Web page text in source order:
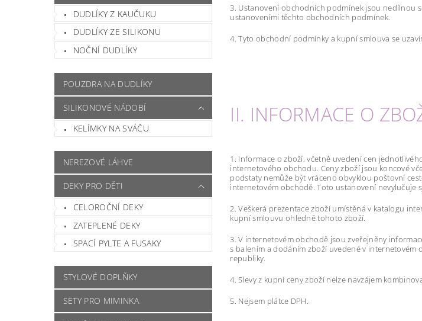
DUDLÍKY Z KAUČUKU
DUDLÍKY ZE SILIKONU
NOČNÍ DUDLÍKY
POUZDRA NA DUDLÍKY
SILIKONOVÉ NÁDOBÍ
KELÍMKY NA SVÁČU
NEREZOVÉ LÁHVE
DEKY PRO DĚTI
CELOROČNÍ DEKY
ZATEPLENÉ DEKY
SPACÍ PYLTE A FUSAKY
STYLOVÉ DOPLŇKY
SETY PRO MIMINKA
3. Ustanovení obchodních podmínek jsou nedílnou
ustanoveními těchto obchodních podmínek.
4. Tyto obchodní podmínky a kupní smlouva se
II. INFORMACE O
1. Informace o zboží, včetně uvedení cen
internetového obchodu. Ceny zboží jsou koncové
podstaty nemůže být vráceno obvyklou poštovní
internetovém obchodě. Toto ustanovení
2. Veškerá prezentace zboží umístěná v katalogu
kupní smlouvu ohledně tohoto zboží.
3. V internetovém obchodě jsou zveřejněny
s balením a dodáním zboží uvedené v internetovém
republiky.
4. Slevy z kupní ceny zboží nelze navzájem
5. Nejsem plátce DPH.